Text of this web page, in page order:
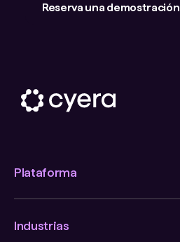
Reserva una demostración
Plataforma
Industrias